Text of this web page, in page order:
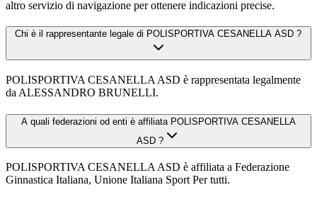
altro servizio di navigazione per ottenere indicazioni precise.
Chi è il rappresentante legale di POLISPORTIVA CESANELLA ASD ?
POLISPORTIVA CESANELLA ASD è rappresentata legalmente
da ALESSANDRO BRUNELLI.
A quali federazioni od enti è affiliata POLISPORTIVA CESANELLA
ASD ?
POLISPORTIVA CESANELLA ASD è affiliata a Federazione
Ginnastica Italiana, Unione Italiana Sport Per tutti.